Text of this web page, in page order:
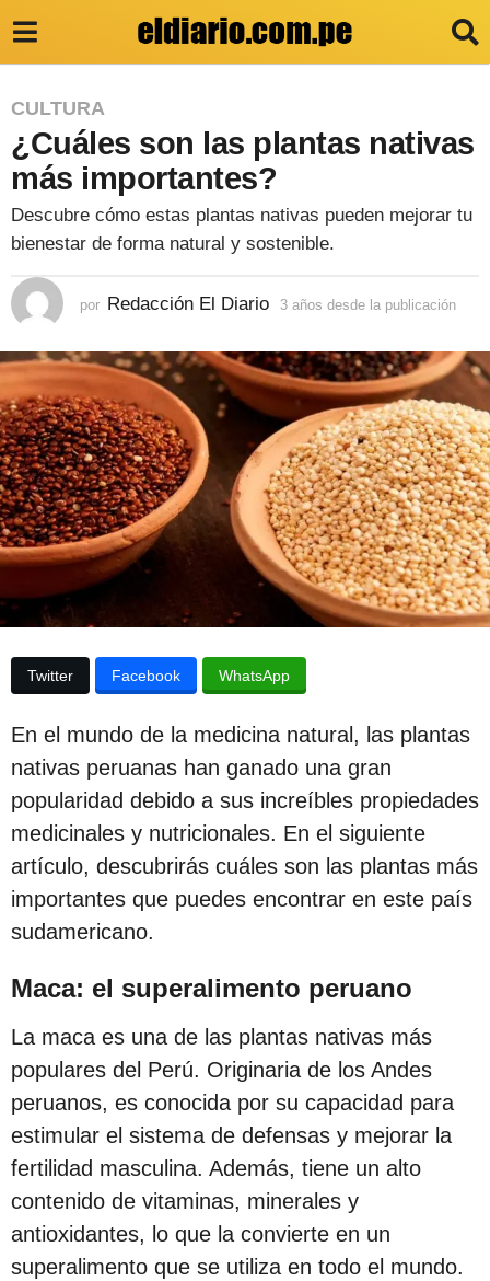
3
a
ñ
o
s
e
d
e
l
a
p
u
b
l
i
c
a
c
i
ó
n
3
a
ñ
s
d
e
s
d
e
l
a
p
CULTURA
¿Cuáles son las plantas nativas
más importantes?
Descubre cómo estas plantas nativas pueden mejorar tu
bienestar de forma natural y sostenible.
por Redacción El Diario 3 años desde la publicación
o
d
e
s
d
e
l
a
p
u
b
l
ó
Twitter Facebook WhatsApp
En el mundo de la medicina natural, las plantas
nativas peruanas han ganado una gran
popularidad debido a sus increíbles propiedades
medicinales y nutricionales. En el siguiente
artículo, descubrirás cuáles son las plantas más
importantes que puedes encontrar en este país
sudamericano.
Maca: el superalimento peruano
La maca es una de las plantas nativas más
populares del Perú. Originaria de los Andes
peruanos, es conocida por su capacidad para
estimular el sistema de defensas y mejorar la
fertilidad masculina. Además, tiene un alto
contenido de vitaminas, minerales y
antioxidantes, lo que la convierte en un
superalimento que se utiliza en todo el mundo.